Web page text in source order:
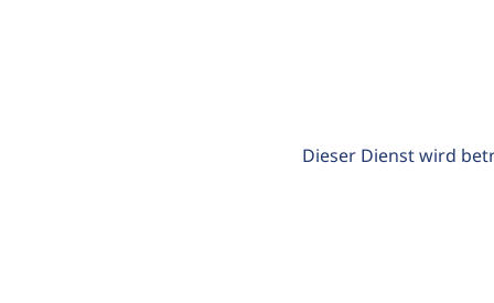
Dieser Dienst wird